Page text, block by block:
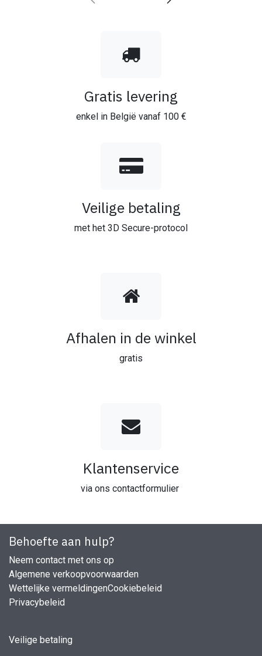
Gratis levering
enkel in België vanaf 100 €
Veilige betaling
met het 3D Secure-protocol
Afhalen in de winkel
gratis
Klantenservice
via ons contactformulier
Behoefte aan hulp?
Neem contact met ons op
Algemene verkoopvoorwaarden
Wettelijke vermeldingenCookiebeleid
Privacybeleid
Veilige betaling